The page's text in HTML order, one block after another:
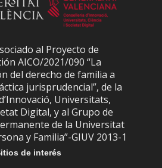
al Proyecto de
AICO/2021/090 “La
del derecho de familia a
jurisprudencial”, de la
Universitats,
Digital, y al Grupo de
de la Universitat
y Familia”-GIUV 2013-1
de interés